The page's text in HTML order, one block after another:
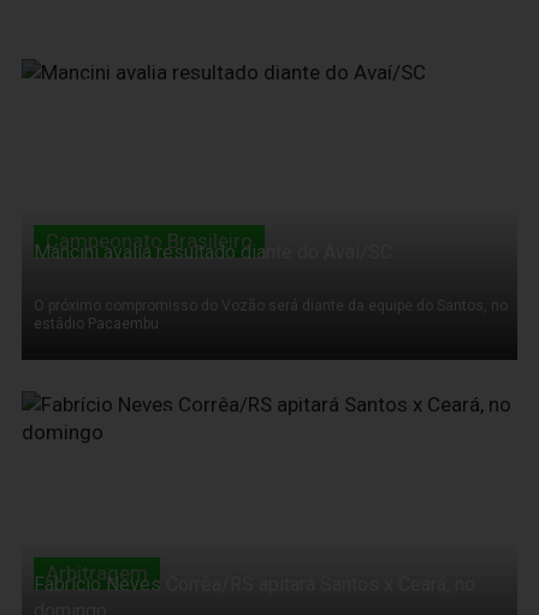
04 de Agosto de 2011
Campeonato Brasileiro
Mancini avalia resultado diante do Avaí/SC
O próximo compromisso do Vozão será diante da equipe do Santos, no
estádio Pacaembu
04 de Agosto de 2011
Arbitragem
Fabrício Neves Corrêa/RS apitará Santos x Ceará, no